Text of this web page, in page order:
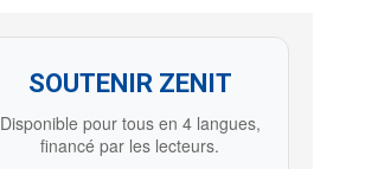
SOUTENIR ZENIT
Disponible pour tous en 4 langues,
financé par les lecteurs.